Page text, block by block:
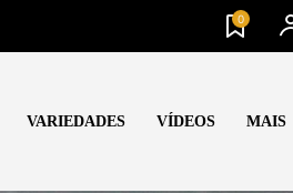
0
VARIEDADES VÍDEOS MAIS